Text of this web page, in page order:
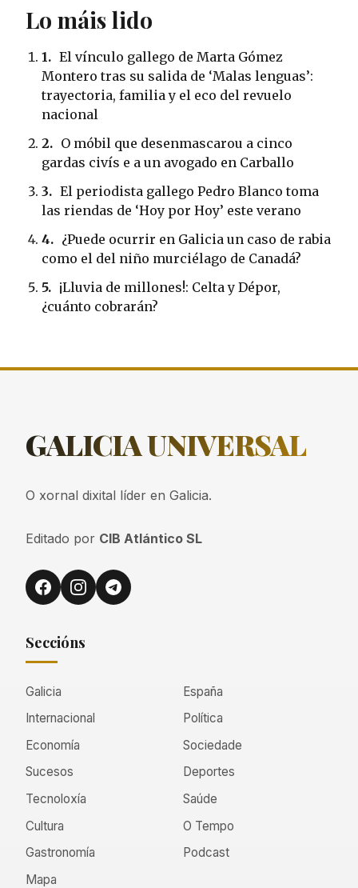
Lo máis lido
1. El vínculo gallego de Marta Gómez
Montero tras su salida de ‘Malas lenguas’:
trayectoria, familia y el eco del revuelo
nacional
2. O móbil que desenmascarou a cinco
gardas civís e a un avogado en Carballo
3. El periodista gallego Pedro Blanco toma
las riendas de ‘Hoy por Hoy’ este verano
4. ¿Puede ocurrir en Galicia un caso de rabia
como el del niño murciélago de Canadá?
5. ¡Lluvia de millones!: Celta y Dépor,
¿cuánto cobrarán?
GALICIAUNIVERSAL
O xornal dixital líder en Galicia.
Editado por CIB Atlántico SL
Seccións
Galicia
España
Internacional
Política
Economía
Sociedade
Sucesos
Deportes
Tecnoloxía
Saúde
Cultura
O Tempo
Gastronomía
Podcast
Mapa